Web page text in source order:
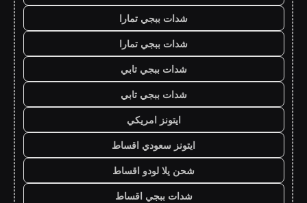
شدات ببجي تمارا
شدات ببجي تمارا
شدات ببجي تابي
شدات ببجي تابي
ايتونز امريكي
ايتونز سعودي اقساط
شحن يلا لودو اقساط
شدات ببجي اقساط